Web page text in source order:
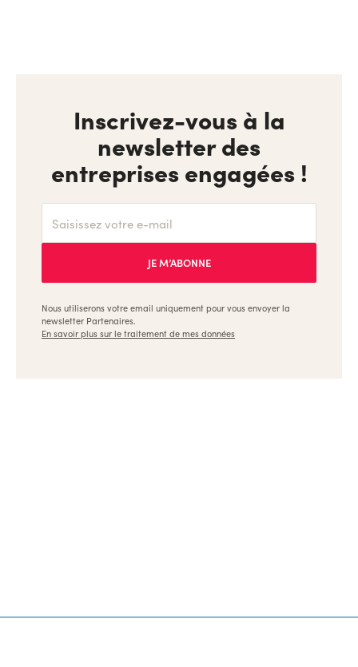
Inscrivez-vous à la
newsletter des
entreprises engagées !
Nous utiliserons votre email uniquement pour vous envoyer la
newsletter Partenaires.
En savoir plus sur le traitement de mes données